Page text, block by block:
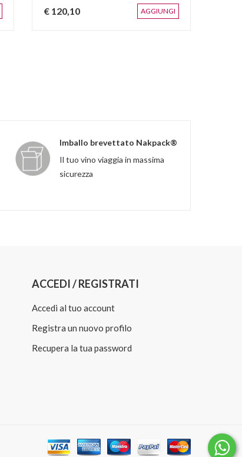
AGGIUNGI
€ 120,10
Imballo brevettato Nakpack®
Il tuo vino viaggia in massima
sicurezza
ACCEDI / REGISTRATI
Accedi al tuo account
Registra un nuovo profilo
Recupera la tua password